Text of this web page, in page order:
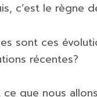
c’est le règne
sont ces
récentes?
ce que nous